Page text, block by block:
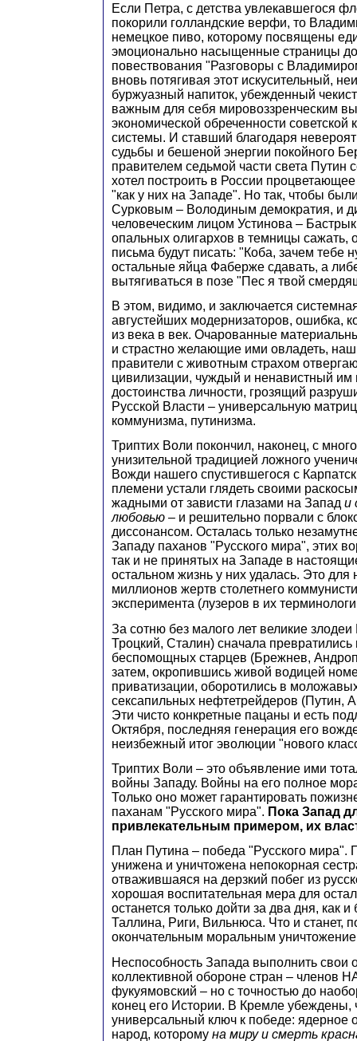
Если Петра, с детства увлекавшегося
покорили голландские верфи, то
немецкое пиво, которому посвящены
эмоционально насыщенные страницы
повествования "Разговоры с
вновь потягивая этот искусительный,
буржуазный напиток, убежденный
важным для себя мировоззренческим
экономической обреченности советской
системы. И ставший благодаря
судьбы и бешеной энергии покойного
правителем седьмой части света Путин
хотел построить в России
"как у них на Западе". Но так, чтобы
Сурковым – Володиным демократия, и
человеческим лицом Устинова –
опальных олигархов в темницы сажать,
письма будут писать: "Коба, зачем тебе
остальные яйца Фаберже сдавать, а
вытягиваться в позе "Пес я твой
В этом, видимо, и заключается
августейших модернизаторов, ошибка,
из века в век. Очарованные
и страстно желающие ими овладеть,
правители с животным страхом
цивилизации, чуждый и ненавистный им
достоинства личности, грозящий
Русской Власти – универсальную
коммунизма, путинизма.
Триптих Воли покончил, наконец, с
унизительной традицией ложного
Вожди нашего спустившегося с
племени устали глядеть своими
жадными от зависти глазами на Запад и
любовью – и решительно порвали с
диссонансом. Осталась только
Западу паханов "Русского мира", этих
так и не принятых на Западе в
остальном жизнь у них удалась. Это для
миллионов жертв столетнего
эксперимента (лузеров в их
За сотню без малого лет великие
Троцкий, Сталин) сначала
беспомощных старцев (Брежнев,
затем, окропившись живой водицей
приватизации, оборотились в
сексапильных нефтетрейдеров (Путин,
Эти чисто конкретные пацаны и есть
Октября, последняя генерация его
неизбежный итог эволюции "нового
Триптих Воли – это объявление ими
войны Западу. Войны на его полное
Только оно может гарантировать
паханам "Русского мира". Пока Запад
привлекательным примером, их
План Путина – победа "Русского мира".
унижена и уничтожена непокорная
отважившаяся на дерзкий побег из
хорошая воспитательная мера для
останется только дойти за два дня, как
Таллина, Риги, Вильнюса. Что и станет,
окончательным моральным
Неспособность Запада выполнить свои
коллективной обороне стран – членов
фукуямовский – но с точностью до
конец его Истории. В Кремле убеждены,
универсальный ключ к победе: ядерное
народ, которому на миру и смерть